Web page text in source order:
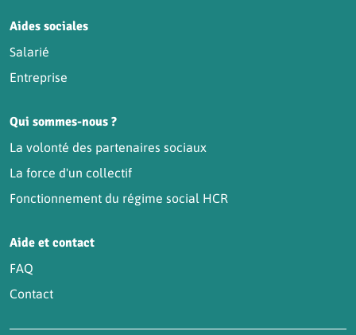
Aides sociales
Salarié
Entreprise
Qui sommes-nous ?
La volonté des partenaires sociaux
La force d'un collectif
Fonctionnement du régime social HCR
Aide et contact
FAQ
Contact